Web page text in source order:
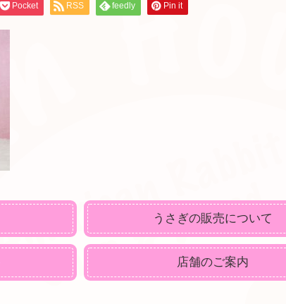
Pocket RSS feedly Pin it
うさぎの販売について
店舗のご案内